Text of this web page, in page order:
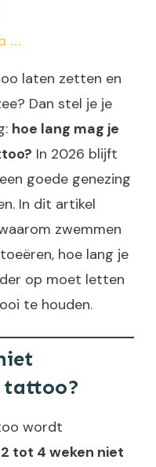
Hoe lang niet zwemmen na tattoo?
laten zetten en
Dan stel je je
hoe lang mag je
In 2026 blijft
goede genezing
In dit artikel
zwemmen
hoe lang je
op moet letten
te houden.
tattoo?
wordt
tot 4 weken niet